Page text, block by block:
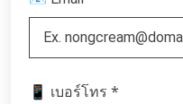
📱 เบอร์โทร *